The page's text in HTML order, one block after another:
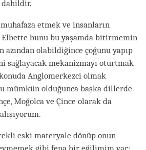
dahildir.
etmek ve insanların
bunu bu yaşamda bitirmemin
azından olabildiğince çoğunu yapıp
sağlayacak mekanizmayı oturtmak
Anglomerkezci olmak
mümkün olduğunca başka dillerde
Moğolca ve Çince olarak da
eski materyale dönüp onun